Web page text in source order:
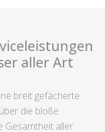
aller Art
breit gefächerte
die bloße
Gesamtheit aller